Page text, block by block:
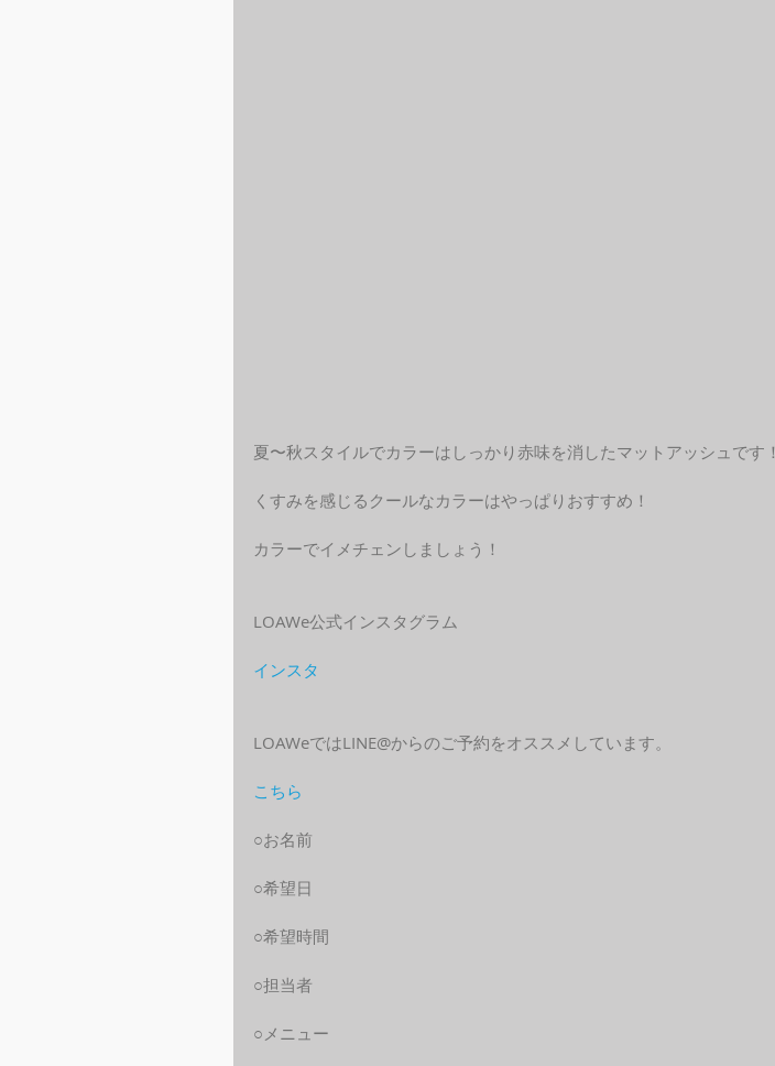
夏〜秋スタイルでカラーはしっかり赤味を消したマットアッシュです！
くすみを感じるクールなカラーはやっぱりおすすめ！
カラーでイメチェンしましょう！
LOAWe公式インスタグラム
インスタ
LOAWeではLINE@からのご予約をオススメしています。
こちら
○お名前
○希望日
○希望時間
○担当者
○メニュー